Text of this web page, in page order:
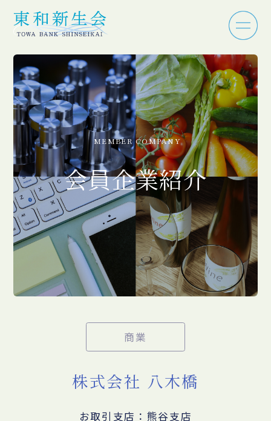
MEMBER COMPANY
会員企業紹介
商業
株式会社 八木橋
お取引支店：熊谷支店